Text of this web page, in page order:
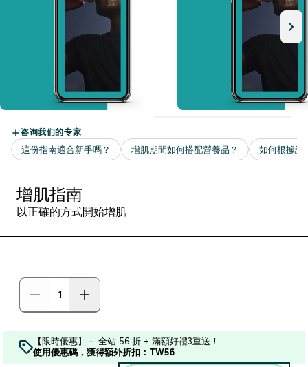
增肌指南
以正確的方式開始增肌
【限時優惠】－ 全站 56 折 + 滿額好禮3重送！
使用優惠碼，獲得額外折扣：TW56